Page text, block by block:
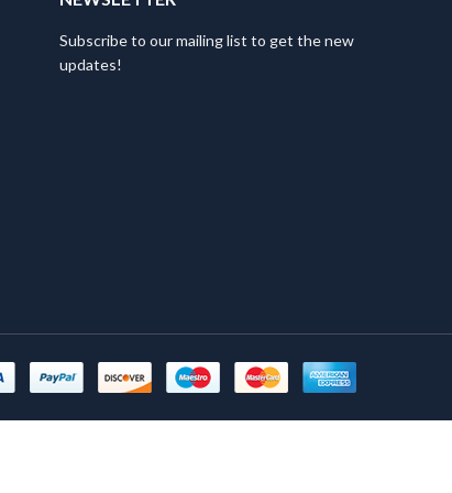
Subscribe to our mailing list to get the new
updates!